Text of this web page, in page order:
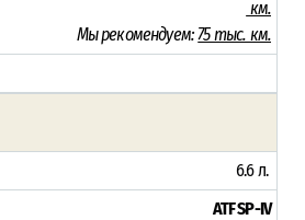
км.
Мы рекомендуем:75 тыс. км.
6.6 л.
ATF SP-IV